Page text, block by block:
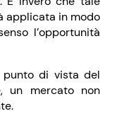
applicata in modo
l’opportunità
punto di vista del
un mercato non